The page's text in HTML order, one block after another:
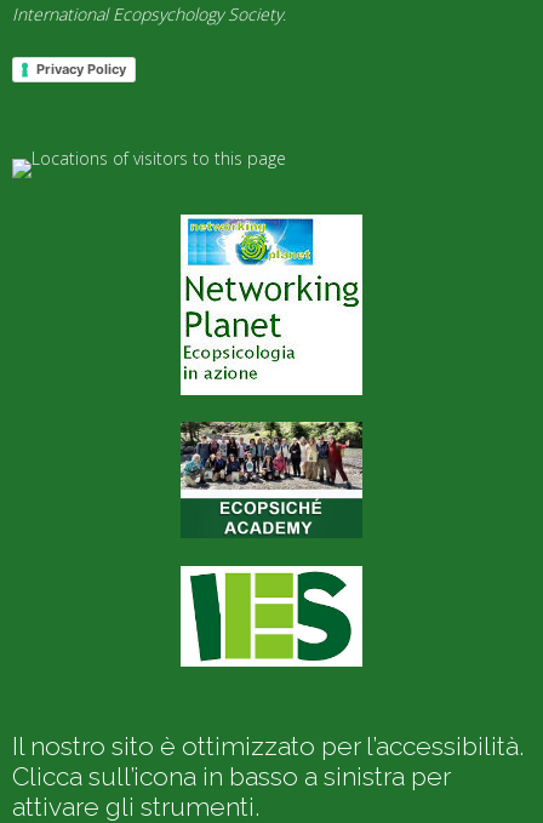
International Ecopsychology Society.
Privacy Policy
Il nostro sito è ottimizzato per l’accessibilità.
Clicca sull’icona in basso a sinistra per
attivare gli strumenti.